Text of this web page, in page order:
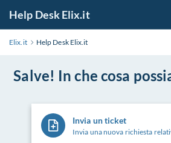
Help Desk Elix.it
Elix.it Help Desk Elix.it
Salve! In che cosa
Invia un ticket
Invia una nuova richiesta